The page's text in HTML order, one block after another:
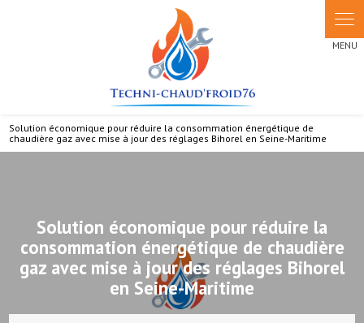
Solution économique pour réduire la consommation énergétique de
chaudière gaz avec mise à jour des réglages Bihorel en Seine-Maritime
Solution économique pour réduire la
consommation énergétique de chaudière
gaz avec mise à jour des réglages Bihorel
en Seine-Maritime